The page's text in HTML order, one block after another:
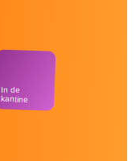
In de
kantine